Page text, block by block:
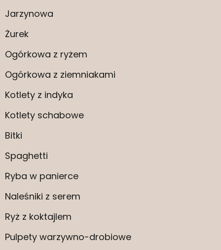
Jarzynowa
Żurek
Ogórkowa z ryżem
Ogórkowa z ziemniakami
Kotlety z indyka
Kotlety schabowe
Bitki
Spaghetti
Ryba w panierce
Naleśniki z serem
Ryż z koktajlem
Pulpety warzywno-drobiowe